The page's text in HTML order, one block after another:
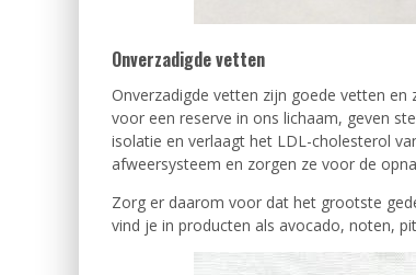
Onverzadigde vetten
Onverzadigde vetten zijn goede vetten
voor een reserve in ons lichaam, geven
isolatie en verlaagt het LDL-cholesterol
afweersysteem en zorgen ze voor de
Zorg er daarom voor dat het grootste
vind je in producten als avocado, noten,